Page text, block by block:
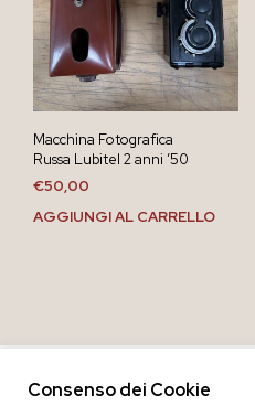
Macchina Fotografica
Russa Lubitel 2 anni ’50
€50,00
AGGIUNGI AL CARRELLO
Consenso dei Cookie